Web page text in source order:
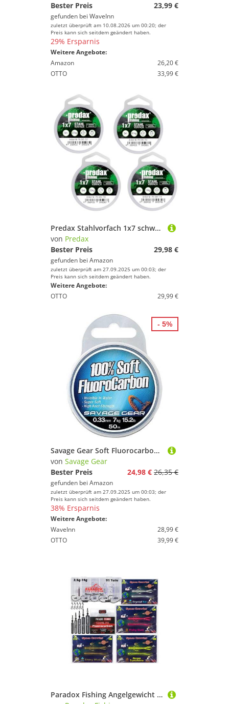
Bester Preis
23,99 €
gefunden bei WaveInn
zuletzt überprüft am 10.08.2026 um 00:20; der
Preis kann sich seitdem geändert haben.
29% Ersparnis
Weitere Angebote:
Amazon
26,20 €
OTTO
33,99 €
Predax Stahlvorfach 1x7 schwarz - 4 Spulen a 5m (14,20,27 & 41kg) - Vorfach zum BAU von Stingern & Stahlvorfächern
von Predax
Bester Preis
29,98 €
gefunden bei Amazon
zuletzt überprüft am 27.09.2025 um 00:03; der
Preis kann sich seitdem geändert haben.
Weitere Angebote:
OTTO
29,99 €
Savage Gear Soft Fluorocarbon Schnur 1,0mm 15m 50,5kg Angelschnur monofil, Fluoro Carbon Schnur, Vorfachschnur, Leader für Vorfächer
von Savage Gear
Bester Preis
24,98 € 26,35 €
gefunden bei Amazon
zuletzt überprüft am 27.09.2025 um 00:03; der
Preis kann sich seitdem geändert haben.
38% Ersparnis
Weitere Angebote:
WaveInn
28,99 €
OTTO
39,99 €
- 5%
Paradox Fishing Angelgewicht Dropshot Komplett Set 91 Teile, (Spar-Set, Komplett Set), 40 UV-aktive 7cm Creature Baits